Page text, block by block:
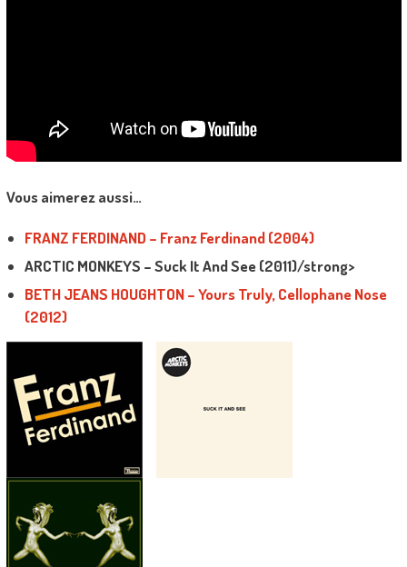
Vous aimerez aussi…
FRANZ FERDINAND – Franz Ferdinand (2004)
ARCTIC MONKEYS – Suck It And See (2011)/strong>
BETH JEANS HOUGHTON – Yours Truly, Cellophane Nose
(2012)